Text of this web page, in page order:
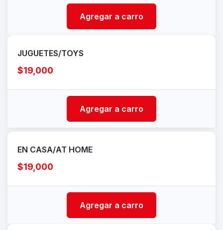
Agregar a carro
JUGUETES/TOYS
$19,000
Agregar a carro
EN CASA/AT HOME
$19,000
Agregar a carro